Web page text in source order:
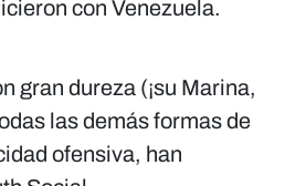
con Venezuela.
gran dureza (¡su Marina,
las demás formas de
ofensiva, han